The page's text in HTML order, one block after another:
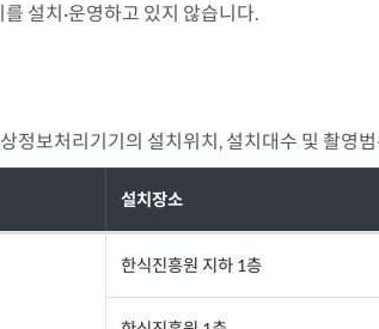
설치·운영하고 있지 않습니다.
정보처리기기의 설치위치, 설치대수 및 촬영
설치장소
한식진흥원 지하 1층